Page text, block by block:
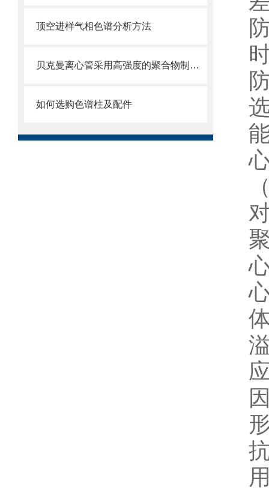
顶空进样气相色谱分析方法
贝克曼离心管采用高强度的聚合物制造，具有优良的耐酸碱性
如何选购色谱柱及配件